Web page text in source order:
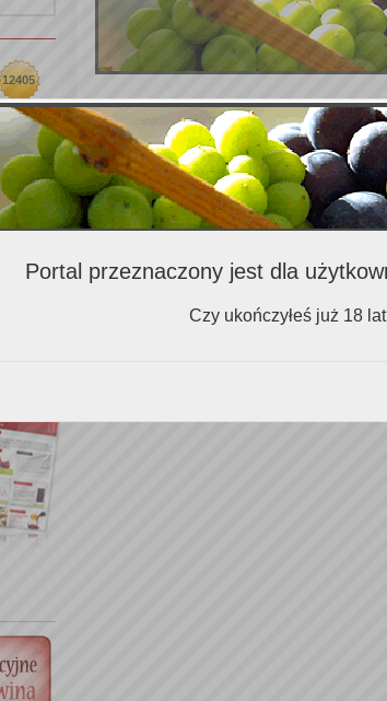
12405
Logowanie
Nazwa użytkownika:
Hasło:
Zapamiętaj mnie:
Zapomniałem hasła
Portal przeznaczony jest dla
Czy ukończyłeś już 18